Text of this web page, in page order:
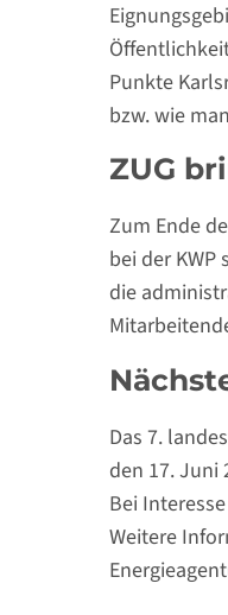
Punkte
bzw. wie
ZUG
Zum Ende
bei der
die
Das 7.
den 17. Juni
Bei
Weitere